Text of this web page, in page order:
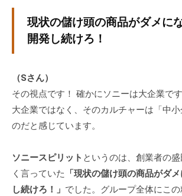
現状の儲け頭の商品がダメに
開発し続けろ！
（Sさん）
その視点です！ 確かにソニーは大企業で
大企業ではなく、そのカルチャーは「中
のだと感じています。
ソニースピリット というのは、創業者の
く言っていた
「現状の儲け頭の商品がダ
し続けろ！」 でした。グループ全体にこ